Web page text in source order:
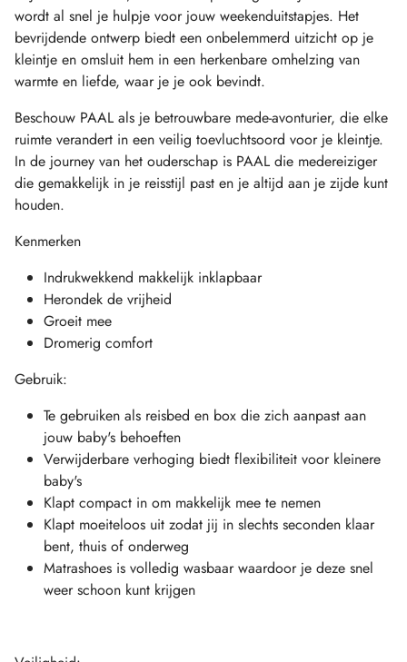
wordt al snel je hulpje voor jouw weekenduitstapjes. Het
bevrijdende ontwerp biedt een onbelemmerd uitzicht op je
kleintje en omsluit hem in een herkenbare omhelzing van
warmte en liefde, waar je je ook bevindt.
Beschouw PAAL als je betrouwbare mede-avonturier, die elke
ruimte verandert in een veilig toevluchtsoord voor je kleintje.
In de journey van het ouderschap is PAAL die medereiziger
die gemakkelijk in je reisstijl past en je altijd aan je zijde kunt
houden.​
Kenmerken
Indrukwekkend makkelijk inklapbaar
Herondek de vrijheid
Groeit mee
Dromerig comfort
Gebruik:
Te gebruiken als reisbed en box die zich aanpast aan
jouw baby's behoeften
Verwijderbare verhoging biedt flexibiliteit voor kleinere
baby's
Klapt compact in om makkelijk mee te nemen
Klapt moeiteloos uit zodat jij in slechts seconden klaar
bent, thuis of onderweg
Matrashoes is volledig wasbaar waardoor je deze snel
weer schoon kunt krijgen